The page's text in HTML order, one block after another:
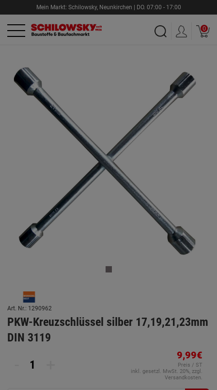
Mein Markt: Schilowsky, Neunkirchen | DO. 07:00 - 17:00
0
Art. Nr.: 1290962
PKW-Kreuzschlüssel silber 17,19,21,23mm
DIN 3119
9,99€
Preis / ST
inkl. gesetzl. MwSt. 20%, zzgl.
Versandkosten.